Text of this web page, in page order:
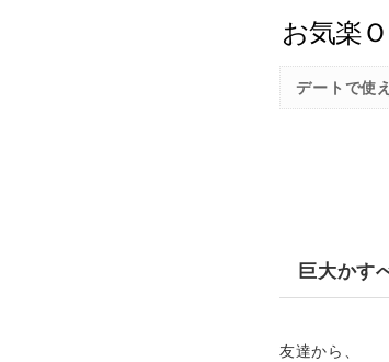
巨大かす
友達から、
デートで使